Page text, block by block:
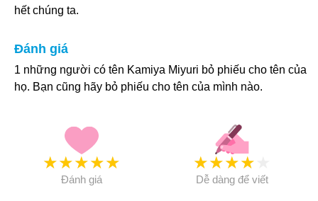
hết chúng ta.
Đánh giá
1 những người có tên Kamiya Miyuri bỏ phiếu cho tên của
họ. Bạn cũng hãy bỏ phiếu cho tên của mình nào.
★★★★★
Đánh giá
★★★★
Dễ dàng để viết